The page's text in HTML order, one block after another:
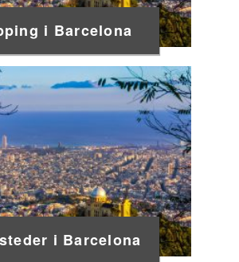
i Barcelona
i Barcelona